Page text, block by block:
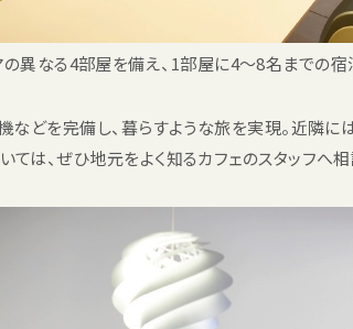
異なる4部屋を備え、1部屋に4〜8名までの宿
などを完備し、暮らすような旅を実現。近隣に
は、ぜひ地元をよく知るカフェのスタッフへ相